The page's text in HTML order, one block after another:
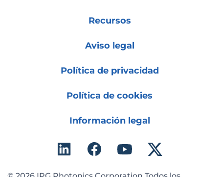
Recursos
Aviso legal
Política de privacidad
Política de cookies
Información legal